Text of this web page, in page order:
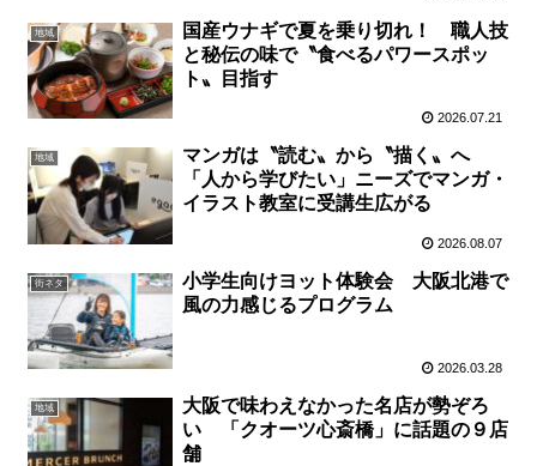
地域
国産ウナギで夏を乗り切れ！ 職人技
と秘伝の味で〝食べるパワースポッ
ト〟目指す
2026.07.21
地域
マンガは〝読む〟から〝描く〟へ
「人から学びたい」ニーズでマンガ・
イラスト教室に受講生広がる
2026.08.07
街ネタ
小学生向けヨット体験会 大阪北港で
風の力感じるプログラム
2026.03.28
地域
大阪で味わえなかった名店が勢ぞろ
い 「クオーツ心斎橋」に話題の９店
舗